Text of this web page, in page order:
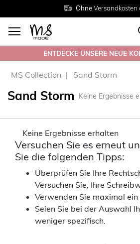
OhneVersandkosten
Grösse38 -
Rückgabe innerhalb
ENTDECKE UNSERE NEUE
MS Collection Sand Storm
Sand Storm Keine Ergebnisse
Keine Ergebnisse erhalten
Versuchen Sie es erneut
Sie die folgenden Tipps:
Überprüfen Sie Ihre
Versuchen Sie, Ihre
Verwenden Sie maximal
Seien Sie bei der Auswahl
weniger spezifisch.